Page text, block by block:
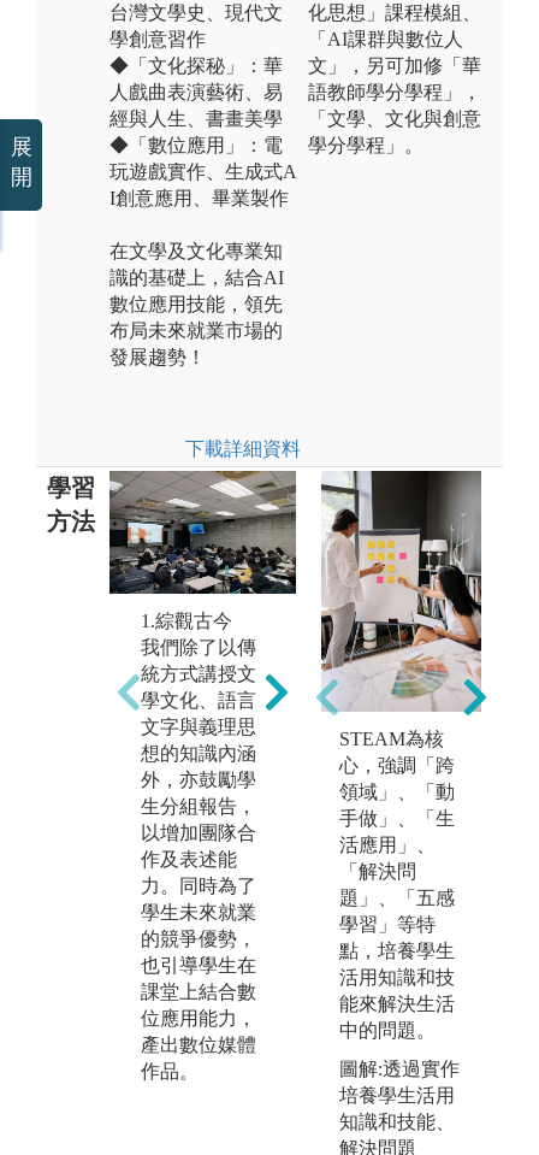
台灣文學史、現代文
學創意習作
◆「文化探秘」：華
人戲曲表演藝術、易
經與人生、書畫美學
◆「數位應用」：電
玩遊戲實作、生成式A
I創意應用、畢業製作
在文學及文化專業知
識的基礎上，結合AI
數位應用技能，領先
布局未來就業市場的
發展趨勢！
下載詳細資料
化思想」課程模組、
「AI課群與數位人
文」，另可加修「華
語教師學分學程」，
「文學、文化與創意
學分學程」。
學習
方法
1.綜觀古今
我們除了以傳
統方式講授文
學文化、語言
文字與義理思
想的知識內涵
外，亦鼓勵學
生分組報告，
以增加團隊合
作及表述能
力。同時為了
學生未來就業
的競爭優勢，
也引導學生在
課堂上結合數
位應用能力，
產出數位媒體
作品。
2.數位創作
從10年前，我
們即有「畢業
製作」課程，
內容是在文學
與文化的專業
知識上，結合
數位應用技
術，呈顯學生
的學習成果。
這樣的「做中
學」，可以讓
學生們從構想
到實作，顯現
我們在數位創
作的成績。
STEAM為核
心，強調「跨
領域」、「動
手做」、「生
活應用」、
「解決問
題」、「五感
學習」等特
點，培養學生
活用知識和技
能來解決生活
中的問題。
圖解:透過實作
培養學生活用
知識和技能、
解決問題
展
開